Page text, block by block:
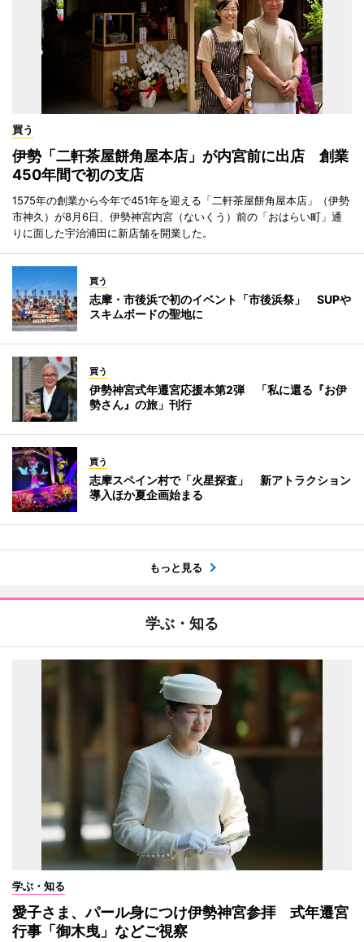
買う
伊勢「二軒茶屋餅角屋本店」が内宮前に出店 創業
450年間で初の支店
1575年の創業から今年で451年を迎える「二軒茶屋餅角屋本店」（伊勢
市神久）が8月6日、伊勢神宮内宮（ないくう）前の「おはらい町」通
りに面した宇治浦田に新店舗を開業した。
買う
志摩・市後浜で初のイベント「市後浜祭」 SUPや
スキムボードの聖地に
買う
伊勢神宮式年遷宮応援本第2弾 「私に還る『お伊
勢さん』の旅」刊行
買う
志摩スペイン村で「火星探査」 新アトラクション
導入ほか夏企画始まる
もっと見る
学ぶ・知る
学ぶ・知る
愛子さま、パール身につけ伊勢神宮参拝 式年遷宮
行事「御木曳」などご視察